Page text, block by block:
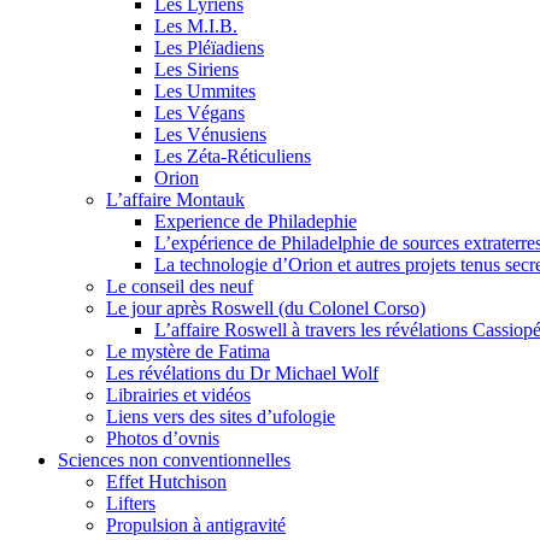
Les M.I.B.
Les Pléïadiens
Les Siriens
Les Ummites
Les Végans
Les Vénusiens
Les Zéta-Réticuliens
Orion
L’affaire Montauk
Experience de Philadephie
L’expérience de Philadelphie de sources
La technologie d’Orion et autres projets tenus
Le conseil des neuf
Le jour après Roswell (du Colonel Corso)
L’affaire Roswell à travers les révélations
Le mystère de Fatima
Les révélations du Dr Michael Wolf
Librairies et vidéos
Liens vers des sites d’ufologie
Photos d’ovnis
Sciences non conventionnelles
Effet Hutchison
Lifters
Propulsion à antigravité